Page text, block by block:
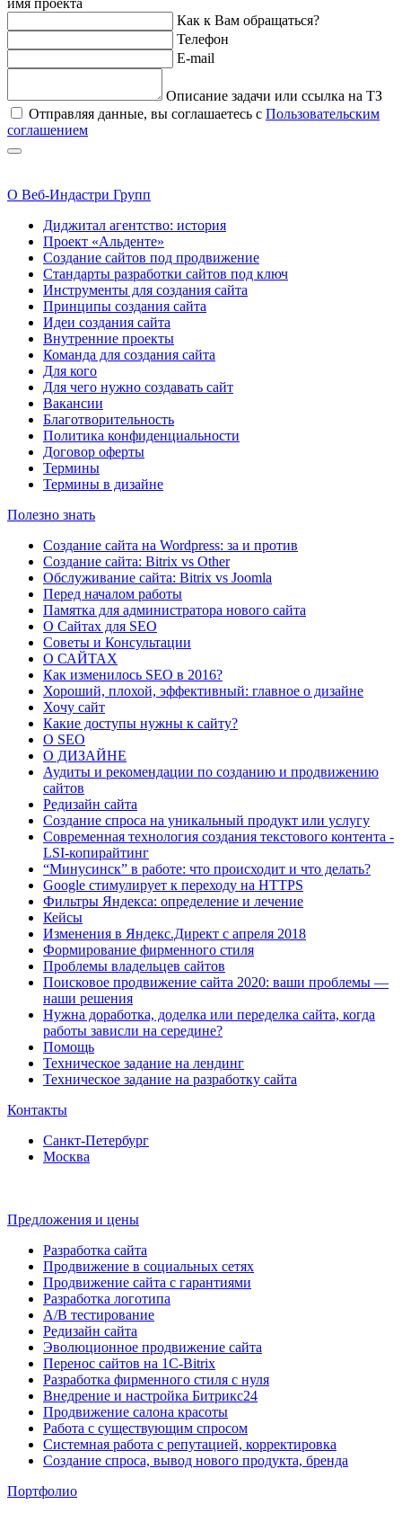
имя проекта
Как к Вам обращаться?
Телефон
E-mail
Описание задачи или ссылка на ТЗ
Отправляя данные, вы соглашаетесь с Пользовательским
соглашением
О Веб-Индастри Групп
Диджитал агентство: история
Проект «Альденте»
Создание сайтов под продвижение
Стандарты разработки сайтов под ключ
Инструменты для создания сайта
Принципы создания сайта
Идеи создания сайта
Внутренние проекты
Команда для создания сайта
Для кого
Для чего нужно создавать сайт
Вакансии
Благотворительность
Политика конфиденциальности
Договор оферты
Термины
Термины в дизайне
Полезно знать
Создание сайта на Wordpress: за и против
Создание сайта: Bitrix vs Other
Обслуживание сайта: Bitrix vs Joomla
Перед началом работы
Памятка для администратора нового сайта
О Сайтах для SEO
Советы и Консультации
О САЙТАХ
Как изменилось SEO в 2016?
Хороший, плохой, эффективный: главное о дизайне
Хочу сайт
Какие доступы нужны к сайту?
О SEO
О ДИЗАЙНЕ
Аудиты и рекомендации по созданию и продвижению
сайтов
Редизайн сайта
Создание спроса на уникальный продукт или услугу
Современная технология создания текстового контента -
LSI-копирайтинг
“Минусинск” в работе: что происходит и что делать?
Google стимулирует к переходу на HTTPS
Фильтры Яндекса: определение и лечение
Кейсы
Изменения в Яндекс.Директ с апреля 2018
Формирование фирменного стиля
Проблемы владельцев сайтов
Поисковое продвижение сайта 2020: ваши проблемы —
наши решения
Нужна доработка, доделка или переделка сайта, когда
работы зависли на середине?
Помощь
Техническое задание на лендинг
Техническое задание на разработку сайта
Контакты
Санкт-Петербург
Москва
Предложения и цены
Разработка сайта
Продвижение в социальных сетях
Продвижение сайта с гарантиями
Разработка логотипа
A/B тестирование
Редизайн сайта
Эволюционное продвижение сайта
Перенос сайтов на 1С-Bitrix
Разработка фирменного стиля с нуля
Внедрение и настройка Битрикс24
Продвижение салона красоты
Работа с существующим спросом
Системная работа с репутацией, корректировка
Создание спроса, вывод нового продукта, бренда
Портфолио